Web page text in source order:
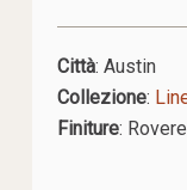
Città: Austin
Collezione:
Finiture: